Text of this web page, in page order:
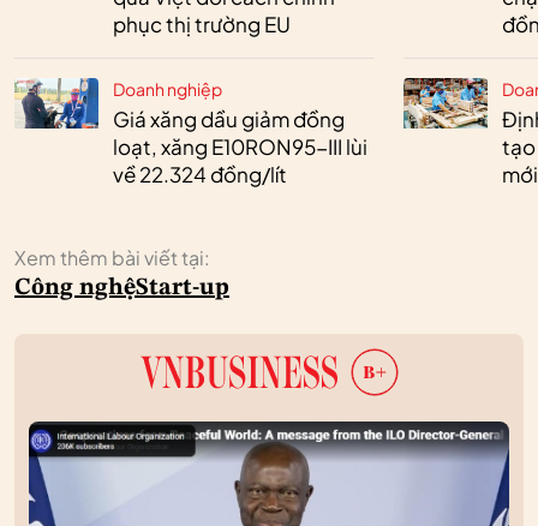
phục thị trường EU
Doanh nghiệp
Giá xăng dầu giảm đồng
loạt, xăng E10RON95-III lùi
về 22.324 đồng/lít
tạo
Xem thêm bài viết tại:
Công nghệStart-up